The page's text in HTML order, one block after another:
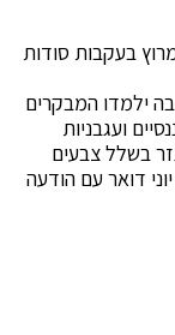
בעקבות סודות
ילמדו המבקרים
ועגבניות
בשלל צבעים
דואר עם הודעה